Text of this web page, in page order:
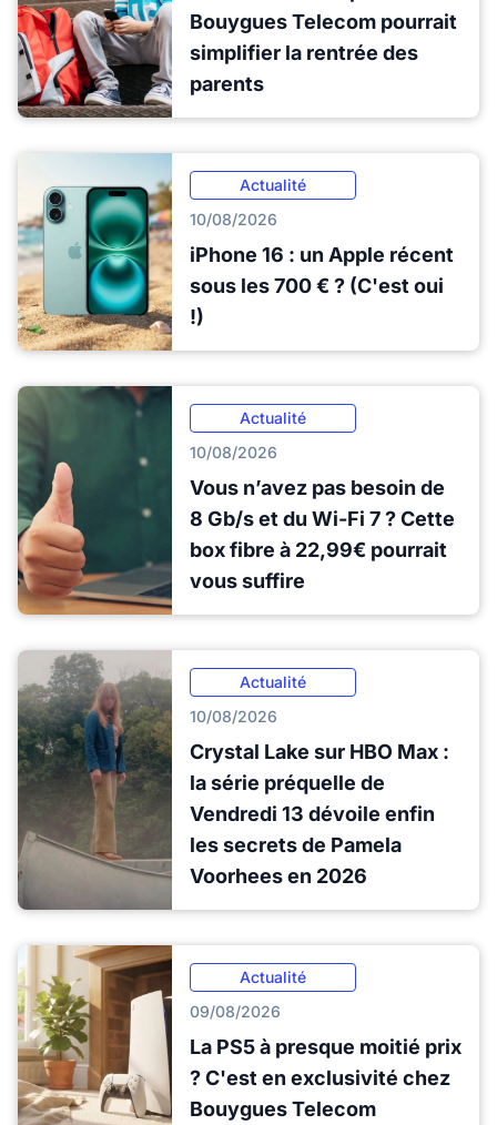
Bouygues Telecom pourrait
simplifier la rentrée des
parents
Actualité
10/08/2026
iPhone 16 : un Apple récent
sous les 700 € ? (C'est oui
!)
Actualité
10/08/2026
Vous n’avez pas besoin de
8 Gb/s et du Wi-Fi 7 ? Cette
box fibre à 22,99€ pourrait
vous suffire
Actualité
10/08/2026
Crystal Lake sur HBO Max :
la série préquelle de
Vendredi 13 dévoile enfin
les secrets de Pamela
Voorhees en 2026
Actualité
09/08/2026
La PS5 à presque moitié prix
? C'est en exclusivité chez
Bouygues Telecom